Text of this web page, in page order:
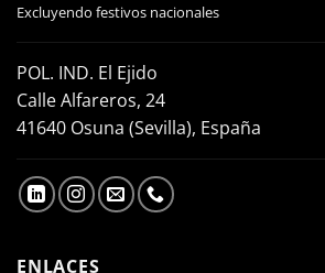
Excluyendo festivos nacionales
POL. IND. El Ejido
Calle Alfareros, 24
41640 Osuna (Sevilla), España
ENLACES